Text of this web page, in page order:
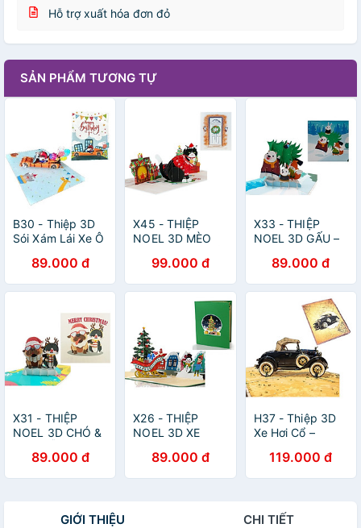
Hỗ trợ xuất hóa đơn đỏ
SẢN PHẨM TƯƠNG TỰ
B30 - Thiệp 3D
Sói Xám Lái Xe Ô
Pop Up Birthday
Car – Viethands
Giftshop
89.000 đ
X45 - THIỆP
NOEL 3D MÈO
99.000 đ
X33 - THIỆP
NOEL 3D GẤU –
CÂY THÔNG
SIÊU DỄ
THƯƠNG ️
89.000 đ
X31 - THIỆP
NOEL 3D CHÓ &
THƯƠNG –
MERRY
89.000 đ
X26 - THIỆP
NOEL 3D XE
THÔNG – LÀNG
TUYẾT DỄ
89.000 đ
H37 - Thiệp 3D
Xe Hơi Cổ –
Up Card
Viethands
119.000 đ
GIỚI THIỆU CHI TIẾT